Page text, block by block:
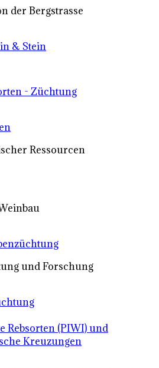
der Bergstrasse
& Stein
- Züchtung
Ressourcen
und Forschung
Rebsorten (PIWI) und
Kreuzungen